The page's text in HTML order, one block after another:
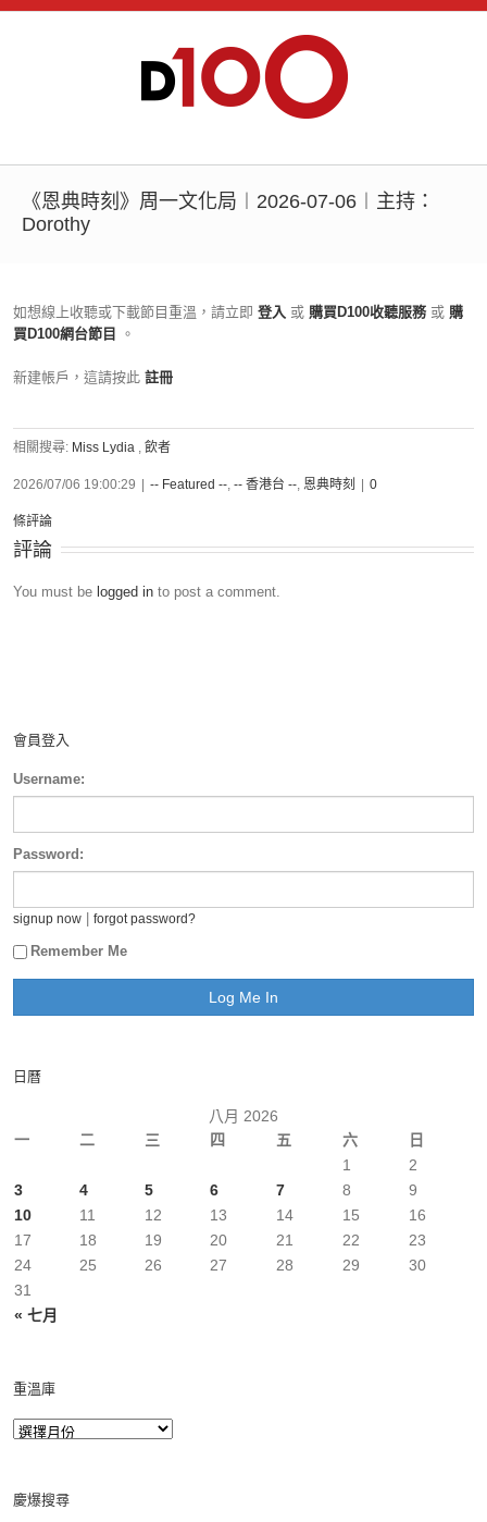
《恩典時刻》周一文化局︱2026-07-06︱主持：
Dorothy
如想線上收聽或下載節目重溫，請立即 登入 或 購買D100收聽服務 或 購
買D100網台節目
。
新建帳戶，這請按此 註冊
相關搜尋: Miss Lydia , 飲者
2026/07/06 19:00:29 -- Featured --, -- 香港台 --, 恩典時刻 0
條評論
評論
You must be logged in to post a comment.
會員登入
Username:
Password:
signup now forgot password?
Remember Me
日曆
八月 2026
一
二 三 四 五 六 日
« 七月
1
2
3
4 5 6 7 8
9
10
11 12 13 14 15
16
17
18 19 20 21 22
23
24
25 26 27 28 29
30
31
重溫庫
慶爆搜尋